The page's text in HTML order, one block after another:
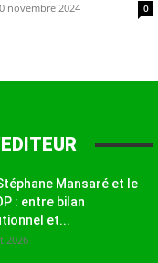
novembre 2024 0
Mansaré et le
: entre bilan
et...
2026